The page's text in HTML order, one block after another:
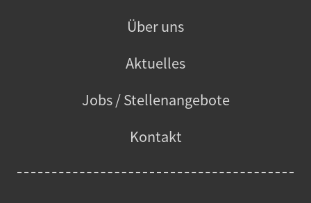
Über uns
Aktuelles
Jobs / Stellenangebote
Kontakt